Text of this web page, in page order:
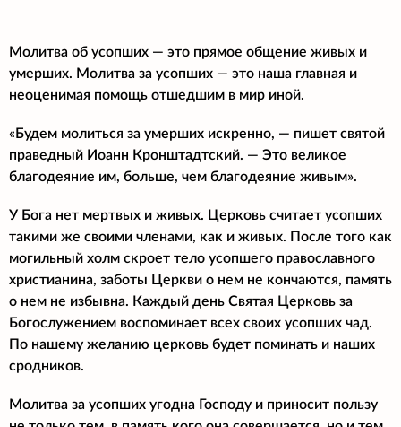
Молитва об усопших — это прямое общение живых и
умерших. Молитва за усопших — это наша главная и
неоценимая помощь отшедшим в мир иной.
«Будем молиться за умерших искренно, — пишет святой
праведный Иоанн Кронштадтский. — Это великое
благодеяние им, больше, чем благодеяние живым».
У Бога нет мертвых и живых. Церковь считает усопших
такими же своими членами, как и живых. После того как
могильный холм скроет тело усопшего православного
христианина, заботы Церкви о нем не кончаются, память
о нем не избывна. Каждый день Святая Церковь за
Богослужением воспоминает всех своих усопших чад.
По нашему желанию церковь будет поминать и наших
сродников.
Молитва за усопших угодна Господу и приносит пользу